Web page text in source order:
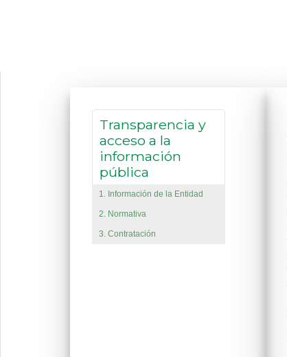
Transparencia y
acceso a la
información
pública
1. Información de la Entidad
2. Normativa
3. Contratación